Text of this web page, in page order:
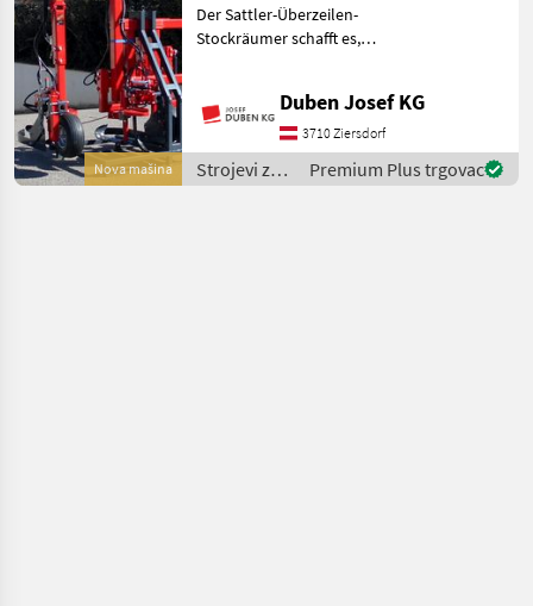
MARKETPLACE
Marketplace
Ponude
trgovaca
Nova mašina
Der Sattler-Überzeilen-
Stockräumer schafft es,
können. Dabei ist er auch
noch sicherer und
zuverlässiger als andere
Gerä
Duben Josef KG
3710 Ziersdorf
Strojevi za
vinogradarstvo
Premium Plus trgovac